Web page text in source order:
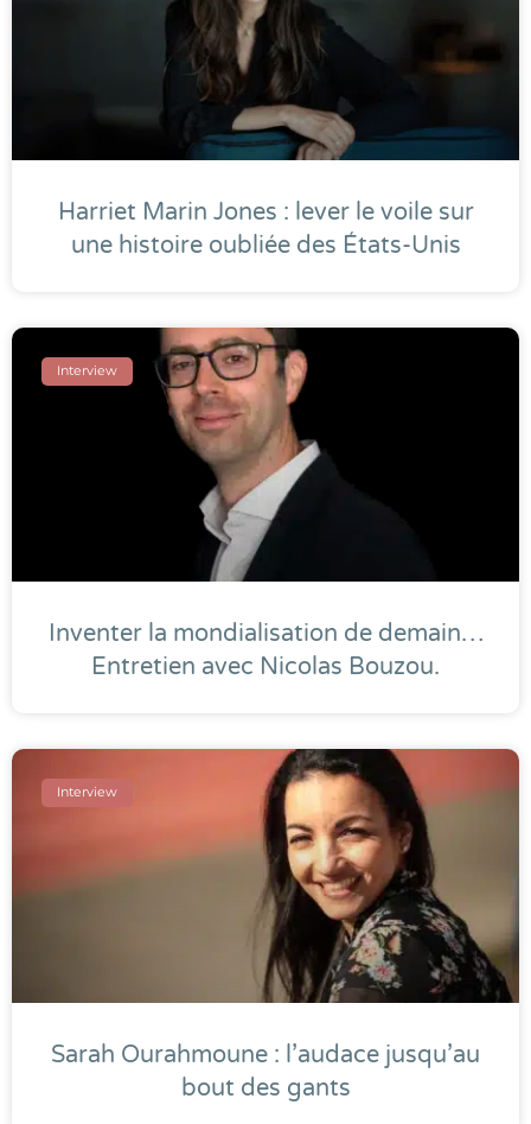
Harriet Marin Jones : lever le voile sur
une histoire oubliée des États-Unis
Interview
Inventer la mondialisation de demain…
Entretien avec Nicolas Bouzou.
Interview
Sarah Ourahmoune : l’audace jusqu’au
bout des gants